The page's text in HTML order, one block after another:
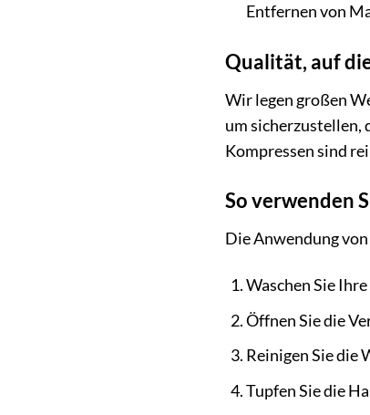
Entfernen von
Qualität, auf
Wir legen großen
um sicherzustellen,
Kompressen sind
So verwenden
Die Anwendung
Waschen Sie
Öffnen Sie die
Reinigen Sie die
Tupfen Sie die